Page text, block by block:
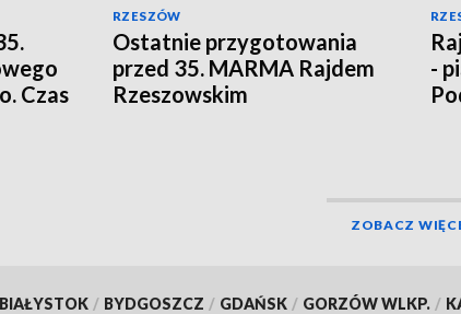
Czas
RZESZÓW
Ostatnie przygotowania
przed 35. MARMA Rajdem
Rzeszowskim
-
ZOBACZ
BIAŁYSTOK / BYDGOSZCZ / GDAŃSK / GORZÓW WLKP. /